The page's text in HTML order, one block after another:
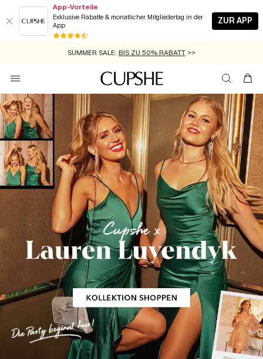
App-Vorteile
Exklusive Rabatte & monatlicher Mitgliedertag in der
App
ZUR APP
GRATIS MASSBAND MIT JEDEM SCHNELLVERSAND-ARTIKEL >>
SUMMER SALE: BIS ZU 50% RABATT >>
ZUM NEWSLETTER:BIS ZU -20% EXTRA ERHALTEN
KOSTENLOSER VERSAND AB 89 €